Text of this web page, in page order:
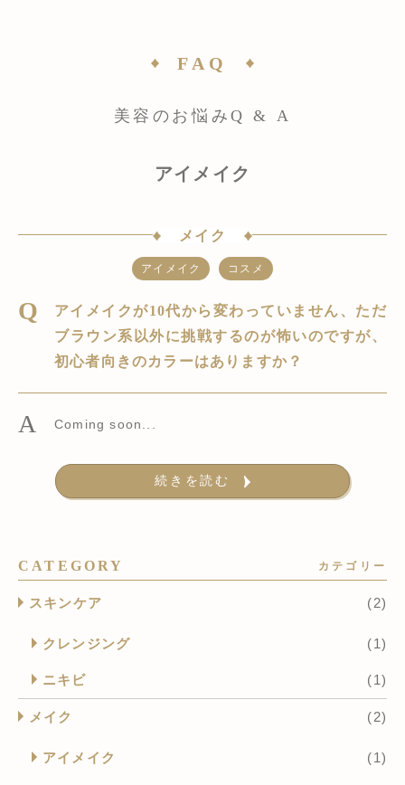
FAQ
美容のお悩みQ & A
アイメイク
メイク
アイメイク コスメ
アイメイクが10代から変わっていません、ただ
ブラウン系以外に挑戦するのが怖いのですが、
初心者向きのカラーはありますか？
Coming soon...
続きを読む
CATEGORY カテゴリー
スキンケア (2)
クレンジング (1)
ニキビ (1)
メイク (2)
アイメイク (1)